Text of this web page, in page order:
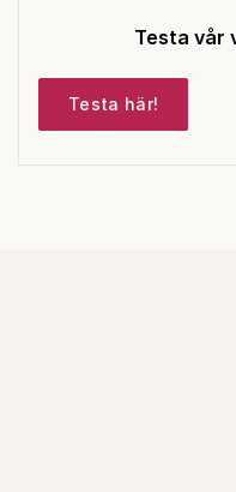
Testa vår
Testa här!